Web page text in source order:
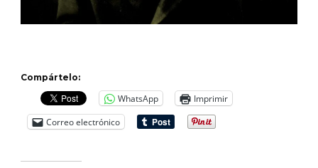
Compártelo:
WhatsApp
Imprimir
Correo electrónico